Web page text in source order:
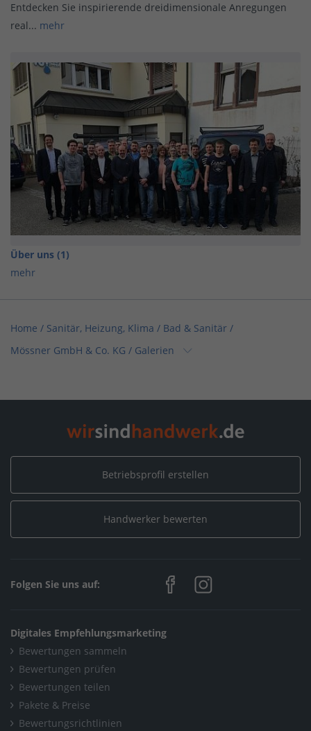
Entdecken Sie inspirierende dreidimensionale Anregungen
real... mehr
Über uns (1)
mehr
Home / Sanitär, Heizung, Klima / Bad & Sanitär /
Mössner GmbH & Co. KG / Galerien
Galerien
Baden-Württemberg / Titisee-Neustadt
Mössner GmbH & Co. KG / Galerien
Betriebsprofil erstellen
Handwerker bewerten
Folgen Sie uns auf:
Digitales Empfehlungsmarketing
Bewertungen sammeln
Bewertungen prüfen
Bewertungen teilen
Pakete & Preise
Bewertungsrichtlinien